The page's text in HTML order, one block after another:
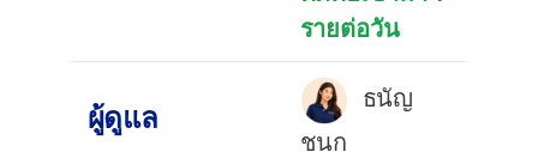
รายต่อวัน
ผู้ดูแล
ธนัญ
ชนก